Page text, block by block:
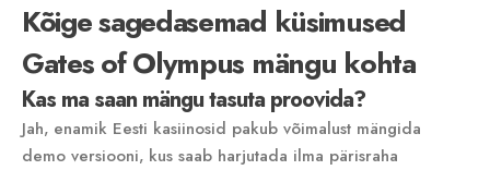
Kõige sagedasemad küsimused
Gates of Olympus mängu kohta
Kas ma saan mängu tasuta proovida?
Jah‚ enamik Eesti kasiinosid pakub võimalust mängida
demo versiooni‚ kus saab harjutada ilma pärisraha